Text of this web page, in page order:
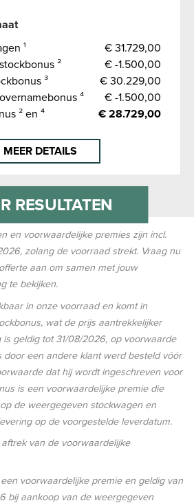
¹
€ 31.729,00
²
€ -1.500,00
³
€ 30.229,00
⁴
€ -1.500,00
² en ⁴
€ 28.729,00
MEER DETAILS
RESULTATEN
en voorwaardelijke premies zijn incl.
, zolang de voorraad strekt. Vraag nu
aan om samen met jouw
te bekijken.
in onze voorraad en komt in
wat de prijs aantrekkelijker
is geldig tot 31/08/2026, op voorwaarde
door een andere klant werd besteld vóór
dat hij wordt ingeschreven voor
is een voorwaardelijke premie die
de weergegeven stockwagen en
op de voorgestelde leverdatum.
van de voorwaardelijke
voorwaardelijke premie en geldig van
bij aankoop van de weergegeven